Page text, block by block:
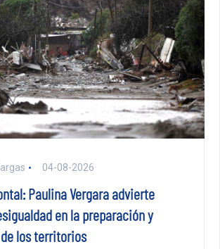
04-08-2026
Paulina Vergara advierte
en la preparación y
los territorios